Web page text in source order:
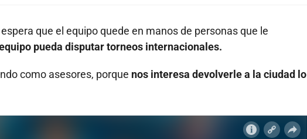
que el equipo quede en manos de personas que le
pueda disputar torneos internacionales.
como asesores, porque nos interesa devolverle a la ciudad lo